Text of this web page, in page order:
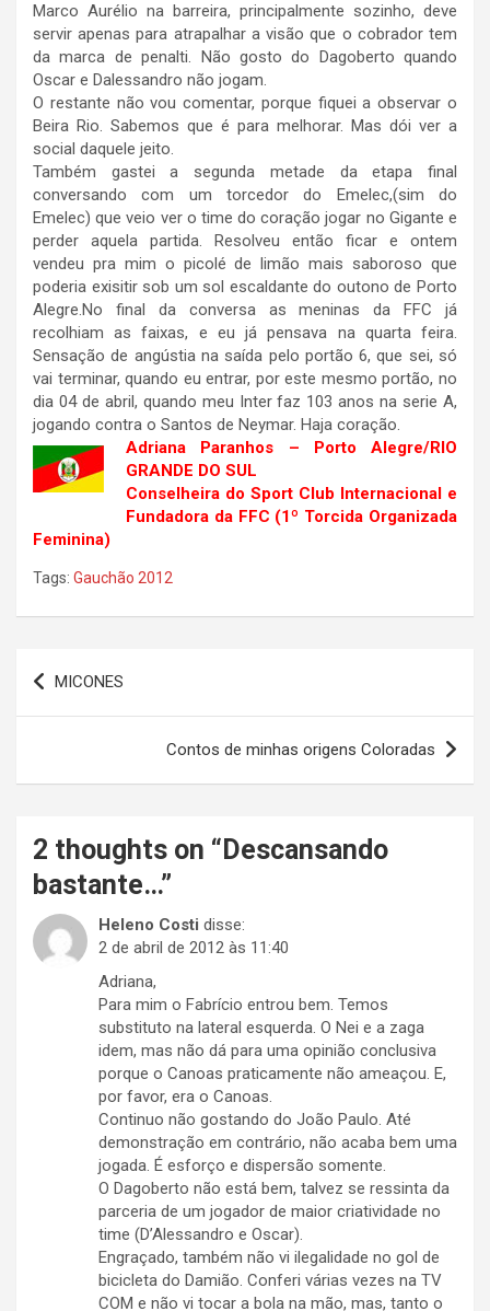
Marco Aurélio na barreira, principalmente sozinho, deve
servir apenas para atrapalhar a visão que o cobrador tem
da marca de penalti. Não gosto do Dagoberto quando
Oscar e Dalessandro não jogam.
O restante não vou comentar, porque fiquei a observar o
Beira Rio. Sabemos que é para melhorar. Mas dói ver a
social daquele jeito.
Também gastei a segunda metade da etapa final
conversando com um torcedor do Emelec,(sim do
Emelec) que veio ver o time do coração jogar no Gigante e
perder aquela partida. Resolveu então ficar e ontem
vendeu pra mim o picolé de limão mais saboroso que
poderia exisitir sob um sol escaldante do outono de Porto
Alegre.No final da conversa as meninas da FFC já
recolhiam as faixas, e eu já pensava na quarta feira.
Sensação de angústia na saída pelo portão 6, que sei, só
vai terminar, quando eu entrar, por este mesmo portão, no
dia 04 de abril, quando meu Inter faz 103 anos na serie A,
jogando contra o Santos de Neymar. Haja coração.
Adriana Paranhos – Porto Alegre/RIO
GRANDE DO SUL
Conselheira do Sport Club Internacional e
Fundadora da FFC (1º Torcida Organizada
Feminina)
Tags: Gauchão 2012
Navegação
de
MICONES
Contos de minhas origens Coloradas
2 thoughts on “ Descansando
bastante…”
Heleno Costi disse:
2 de abril de 2012 às 11:40
Adriana,
Para mim o Fabrício entrou bem. Temos
substituto na lateral esquerda. O Nei e a zaga
idem, mas não dá para uma opinião conclusiva
porque o Canoas praticamente não ameaçou. E,
por favor, era o Canoas.
Continuo não gostando do João Paulo. Até
demonstração em contrário, não acaba bem uma
jogada. É esforço e dispersão somente.
O Dagoberto não está bem, talvez se ressinta da
parceria de um jogador de maior criatividade no
time (D’Alessandro e Oscar).
Engraçado, também não vi ilegalidade no gol de
bicicleta do Damião. Conferi várias vezes na TV
COM e não vi tocar a bola na mão, mas, tanto o